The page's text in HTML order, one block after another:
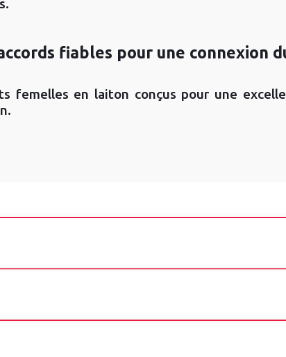
fiables pour une connexion
femelles en laiton conçus pour une